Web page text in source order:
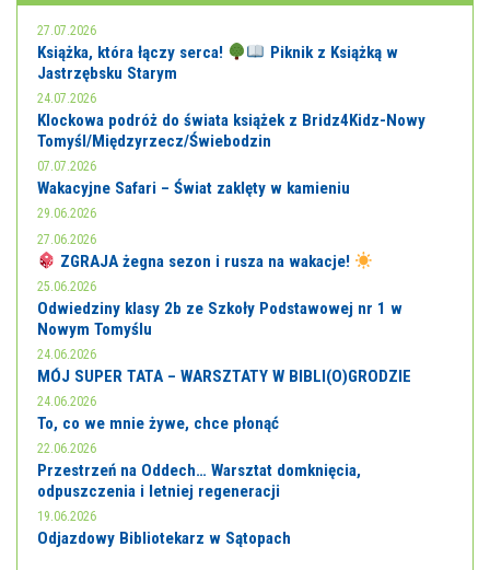
27.07.2026
Książka, która łączy serca!
Piknik z Książką w
Jastrzębsku Starym
24.07.2026
Klockowa podróż do świata książek z Bridz4Kidz-Nowy
Tomyśl/Międzyrzecz/Świebodzin
07.07.2026
Wakacyjne Safari – Świat zaklęty w kamieniu
29.06.2026
27.06.2026
ZGRAJA żegna sezon i rusza na wakacje!
25.06.2026
Odwiedziny klasy 2b ze Szkoły Podstawowej nr 1 w
Nowym Tomyślu
24.06.2026
MÓJ SUPER TATA – WARSZTATY W BIBLI(O)GRODZIE
24.06.2026
To, co we mnie żywe, chce płonąć
22.06.2026
Przestrzeń na Oddech… Warsztat domknięcia,
odpuszczenia i letniej regeneracji
19.06.2026
Odjazdowy Bibliotekarz w Sątopach